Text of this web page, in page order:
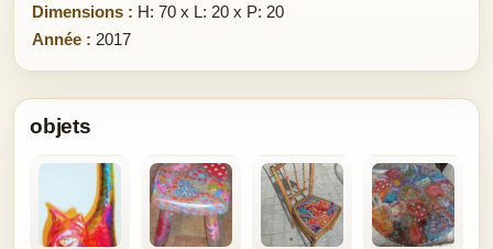
Dimensions : H: 70 x L: 20 x P: 20
Année : 2017
objets